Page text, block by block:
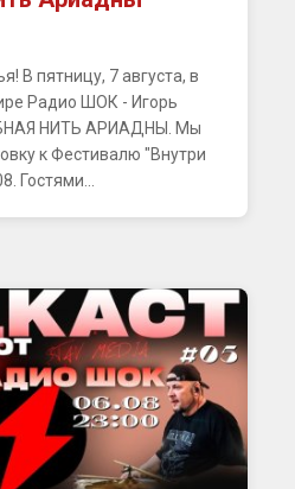
В пятницу, 7 августа, в
Радио ШОК - Игорь
НИТЬ АРИАДНЫ. Мы
к Фестивалю "Внутри
Гостями...